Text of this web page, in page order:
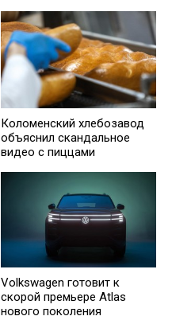
Коломенский хлебозавод
объяснил скандальное
видео с пиццами
Volkswagen готовит к
скорой премьере Atlas
нового поколения